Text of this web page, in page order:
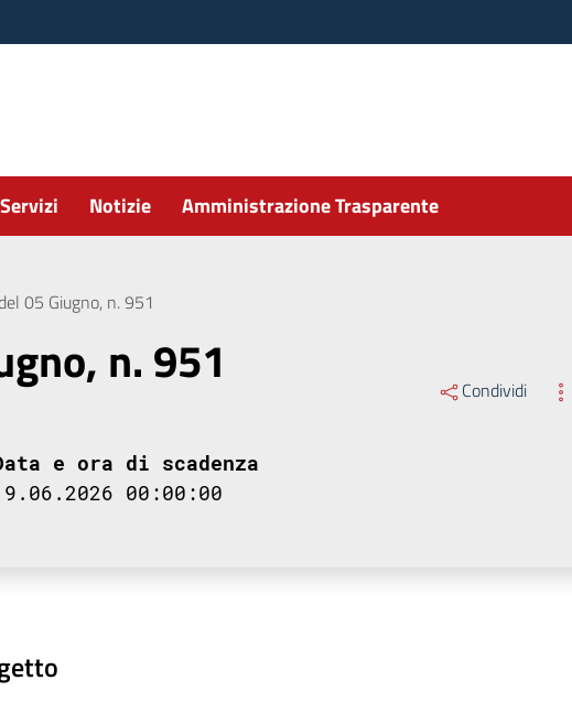
Servizi Notizie Amministrazione Trasparente
05 Giugno, n. 951
n. 951 Condividi
e ora di scadenza
00:00:00